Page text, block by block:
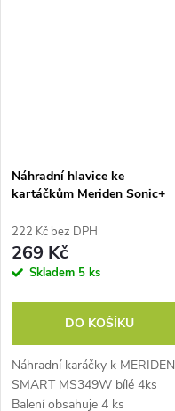
Náhradní hlavice ke
kartáčkům Meriden Sonic+
222 Kč bez DPH
269 Kč
Skladem 5 ks
DO KOŠÍKU
Náhradní karáčky k MERIDEN
SMART MS349W bílé 4ks
Balení obsahuje 4 ks